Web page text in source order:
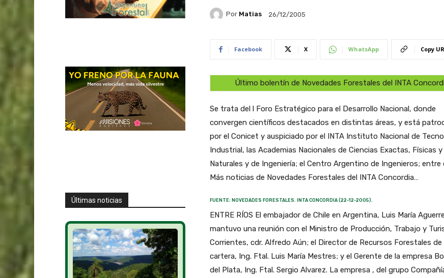
Últimas noticias
Por Matias 26/12/2005
Facebook X WhatsApp Copy
Último bolentín de Novedades Forestales del INTA
Se trata del l Foro Estratégico para el Desarrollo Nacional, donde
convergen científicos destacados en distintas áreas, y está
por el Conicet y auspiciado por el INTA Instituto Nacional de
Industrial, las Academias Nacionales de Ciencias Exactas, Físicas y
Naturales y de Ingeniería; el Centro Argentino de Ingenieros; entre
Más noticias de Novedades Forestales del INTA Concordia…
FUENTE: NOVEDADES FORESTALES. INTA CONCORDIA (22-12-2005).
ENTRE RÍOS El embajador de Chile en Argentina, Luis María
mantuvo una reunión con el Ministro de Producción, Trabajo y
Corrientes, cdr. Alfredo Aún; el Director de Recursos Forestales
cartera, Ing. Ftal. Luis María Mestres; y el Gerente de la empresa
del Plata, Ing. Ftal. Sergio Alvarez. La empresa , del grupo